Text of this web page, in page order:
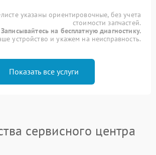
указаны ориентировочные, без учета
стоимости запчастей.
Записывайтесь на бесплатную диагностику.
устройство и укажем на неисправность.
Показать все услуги
сервисного центра